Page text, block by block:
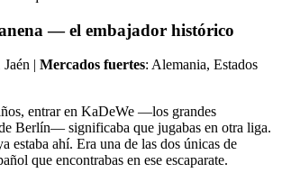
— el embajador histórico
| Mercados fuertes: Alemania, Estados
entrar en KaDeWe —los grandes
Berlín— significaba que jugabas en otra liga.
estaba ahí. Era una de las dos únicas de
que encontrabas en ese escaparate.